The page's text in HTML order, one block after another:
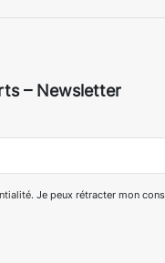
– Newsletter
. Je peux rétracter mon